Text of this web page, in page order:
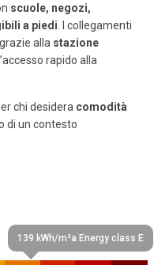
scuole, negozi,
a piedi . I collegamenti
alla stazione
rapido alla
chi desidera comodità
di un contesto
139 kWh/m²a Energy class E